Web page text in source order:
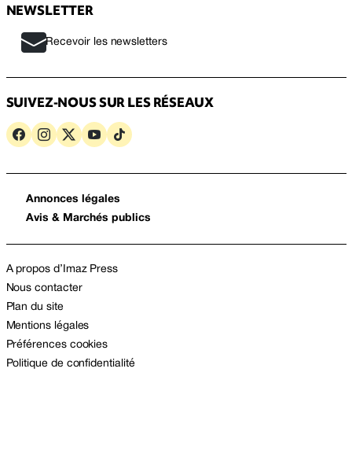
NEWSLETTER
Recevoir les newsletters
SUIVEZ-NOUS SUR LES RÉSEAUX
Annonces légales
Avis & Marchés publics
A propos d’Imaz Press
Nous contacter
Plan du site
Mentions légales
Préférences cookies
Politique de confidentialité